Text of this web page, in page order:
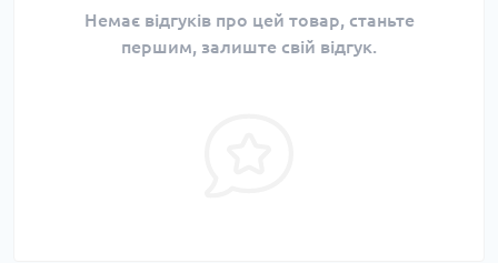
Немає відгуків про цей товар, станьте
першим, залиште свій відгук.